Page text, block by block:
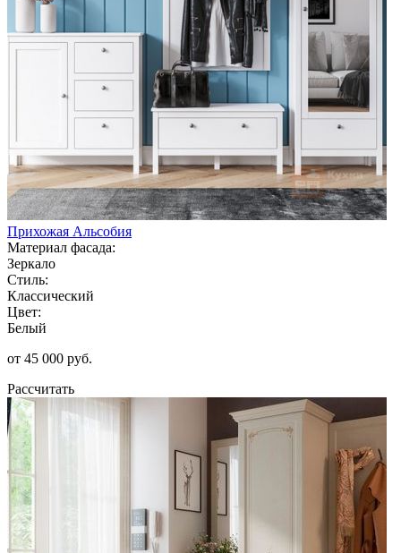
Прихожая Альсобия
Материал фасада:
Зеркало
Стиль:
Классический
Цвет:
Белый
от 45 000 руб.
Рассчитать